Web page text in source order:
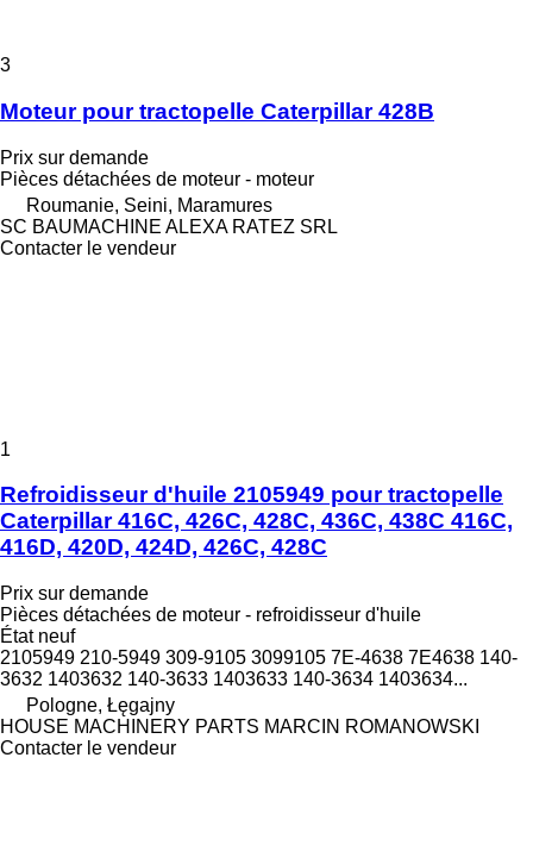
3
Moteur pour tractopelle Caterpillar 428B
Prix sur demande
Pièces détachées de moteur - moteur
Roumanie, Seini, Maramures
SC BAUMACHINE ALEXA RATEZ SRL
Contacter le vendeur
1
Refroidisseur d'huile 2105949 pour tractopelle
Caterpillar 416C, 426C, 428C, 436C, 438C 416C,
416D, 420D, 424D, 426C, 428C
Prix sur demande
Pièces détachées de moteur - refroidisseur d'huile
Étatneuf
2105949 210-5949 309-9105 3099105 7E-4638 7E4638 140-
3632 1403632 140-3633 1403633 140-3634 1403634...
Pologne, Łęgajny
HOUSE MACHINERY PARTS MARCIN ROMANOWSKI
Contacter le vendeur